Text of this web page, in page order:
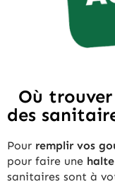
Où
des
Pour remplir vos
pour faire une
sanitaires sont à